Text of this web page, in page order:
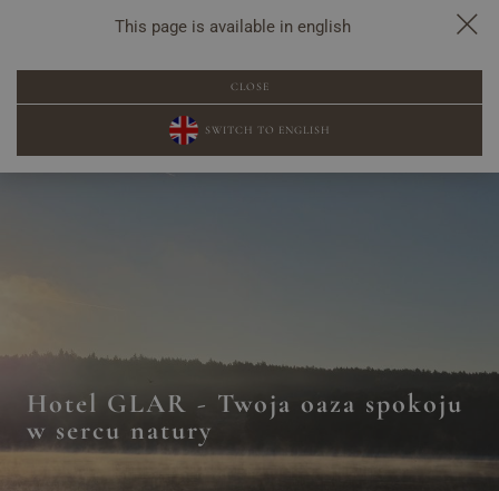
REZERWACJA
Hotel GLAR - Twoja oaza spokoju
w sercu natury
This page is available in english
CLOSE
SWITCH TO ENGLISH